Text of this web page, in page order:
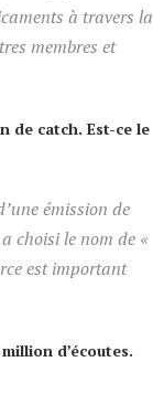
à travers la
membres et
de catch. Est-ce le
émission de
choisi le nom de «
est important
d’écoutes.